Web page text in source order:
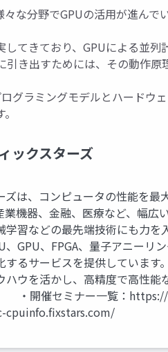
な分野でGPUの活用が進んでい
てきており、GPUによる並
引き出すためには、その動作原
グラミングモデルとハードウ
ックスターズ
ズは、コンピュータの性能を
業機器、金融、医療など、幅広
学習などの最先端技術にも力を
、GPU、FPGA、量子アニーリ
するサービスを提供していま
ハウを活かし、高精度で高性能
ミナー一覧：https://
cpuinfo.fixstars.com/